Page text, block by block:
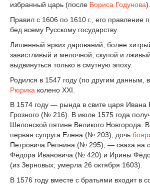
избранный царь (после Бориса Годунова).
Правил с 1606 по 1610 г., его правление
бед всему Русскому государству.
Лишенный ярких дарований, более
завистливый и мелочной, скупой и
выдвинуться только в смутную эпоху.
Родился в 1547 году (по другим данным, в
Рюрика колено XXI.
В 1574 году — рында в свите царя Ивана
Грозного (№ 216). В июле 1575 года
Шелонской пятине Великого Новгорода.
первая супруга Елена (№ 203), дочь
Петровича Репнина (№ 295), — сваха на
Фёдора Ивановича (№ 420) и Ирины
(из Зерновых; умерла 26 октября 1603).
В 1576 году вместе с братьями входит в